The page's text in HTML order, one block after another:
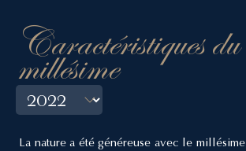
Caractéristiques du
millésime
La nature a été généreuse avec le